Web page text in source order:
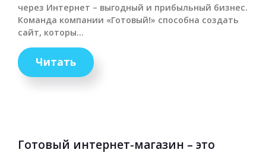
через Интернет – выгодный и прибыльный бизнес.
Команда компании «Готовый!» способна создать
сайт, которы...
Читать
Готовый интернет-магазин – это